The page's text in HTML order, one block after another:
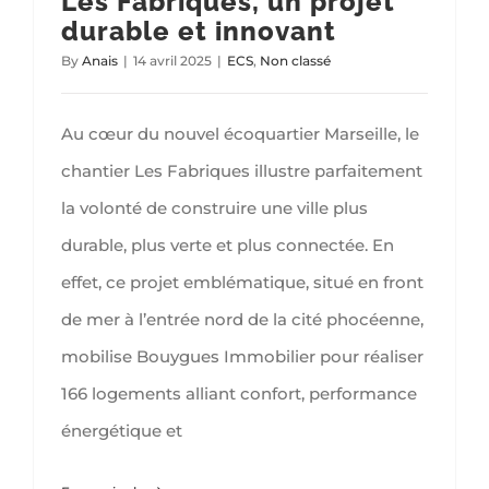
durable et innovant
By Anais | 14 avril 2025 | ECS, Non classé
Au cœur du nouvel écoquartier Marseille, le
chantier Les Fabriques illustre parfaitement
la volonté de construire une ville plus
durable, plus verte et plus connectée. En
effet, ce projet emblématique, situé en front
de mer à l’entrée nord de la cité phocéenne,
mobilise Bouygues Immobilier pour réaliser
166 logements alliant confort, performance
énergétique et